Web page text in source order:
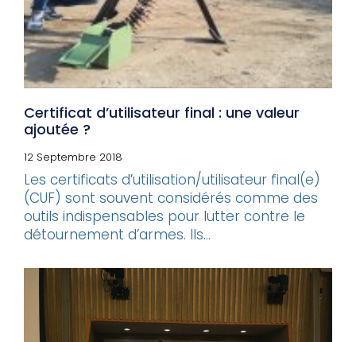
Certificat d’utilisateur final : une valeur
ajoutée ?
12 Septembre 2018
Les certificats d’utilisation/utilisateur final(e)
(CUF) sont souvent considérés comme des
outils indispensables pour lutter contre le
détournement d’armes. Ils...